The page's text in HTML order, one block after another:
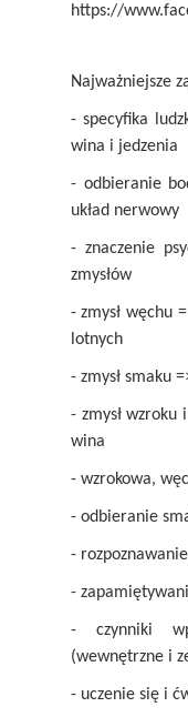
https://
Najważniejsze
- specyfika
wina i jedzenia
- odbieranie
układ nerwowy
- znaczenie
zmysłów
- zmysł węchu
lotnych
- zmysł smaku
- zmysł wzroku
wina
- wzrokowa,
- odbieranie
-
-
- czynniki
(wewnętrzne i
- uczenie się i